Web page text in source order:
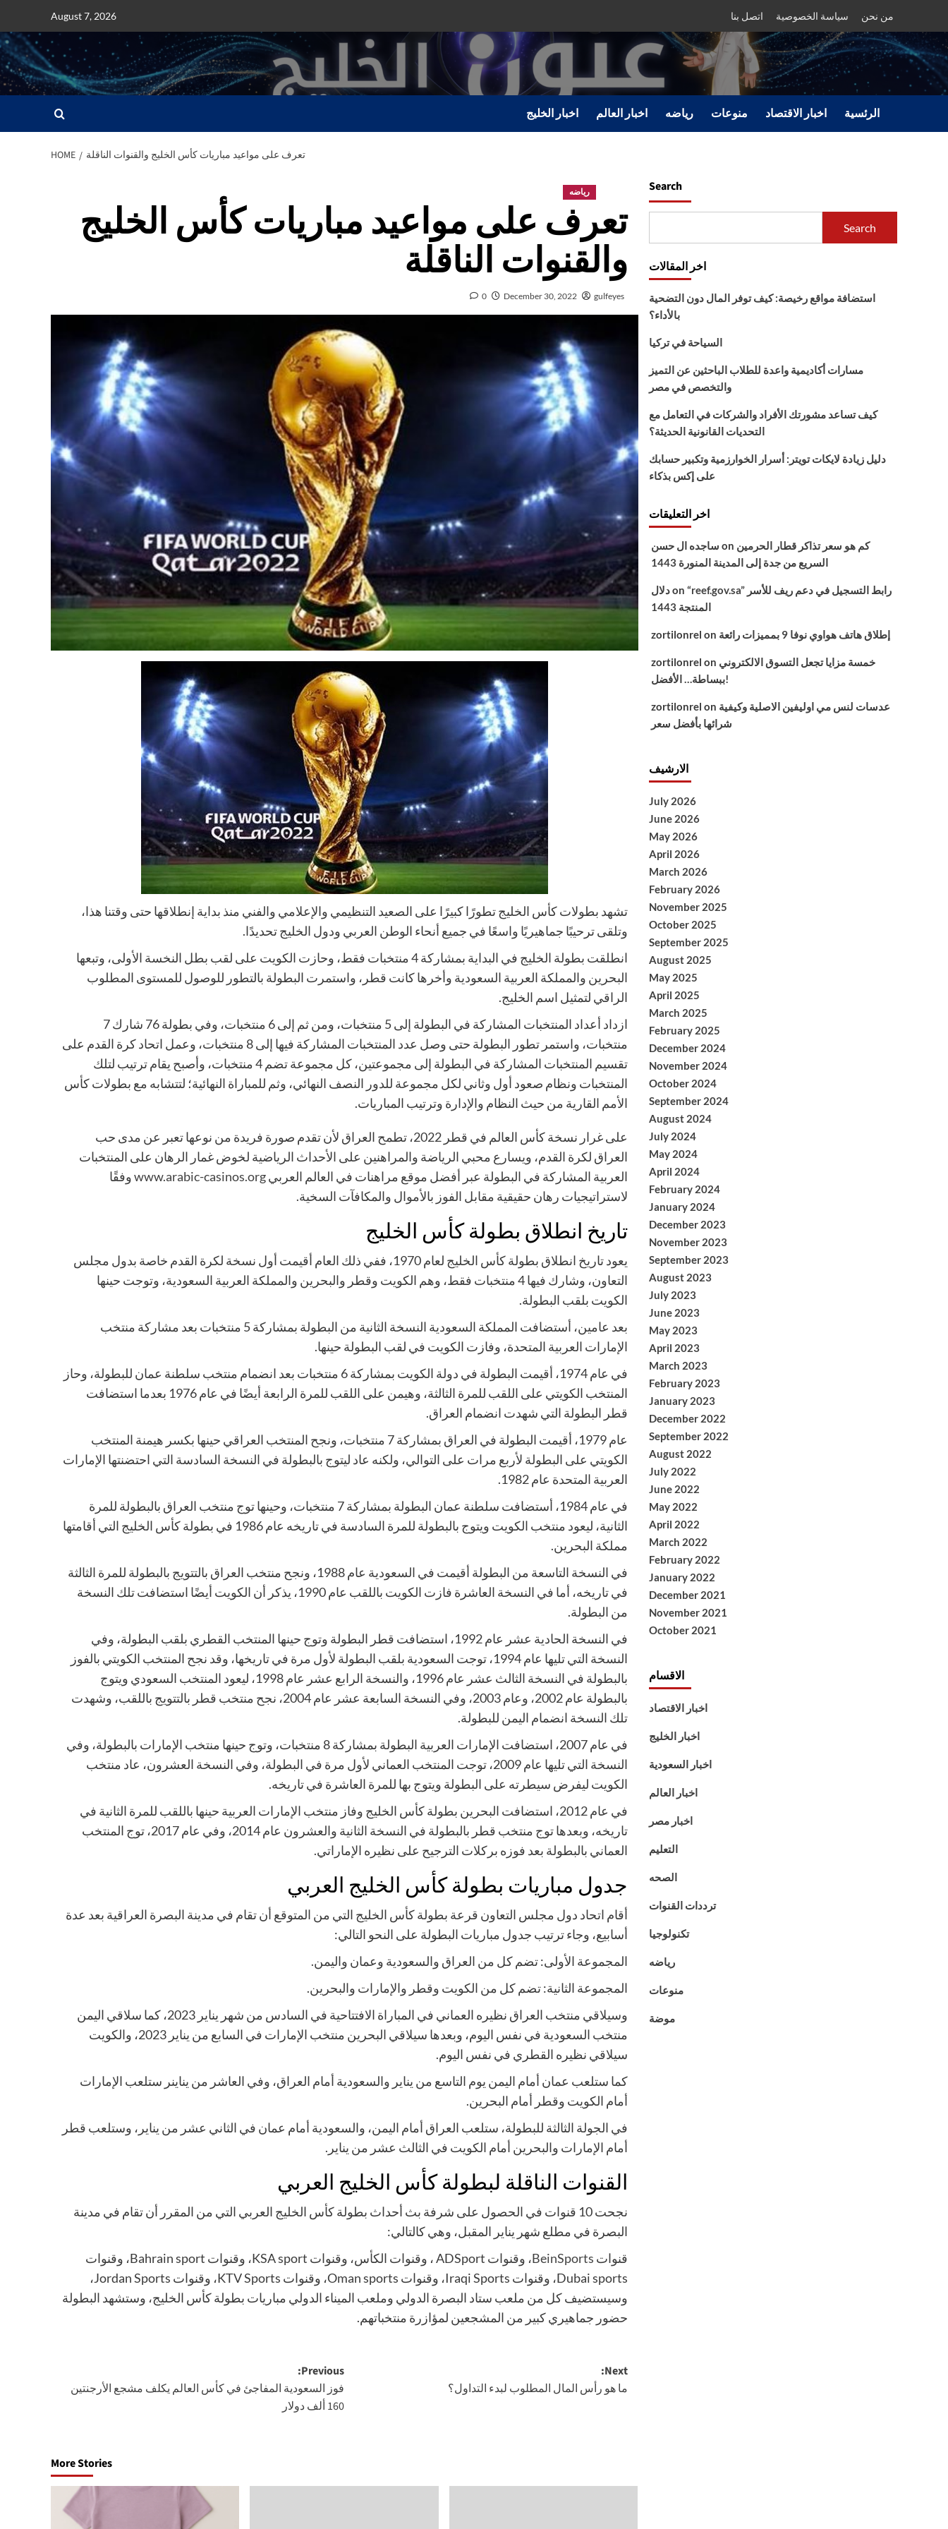
content
August 7, 2026 اتصل بنا سياسة الخصوصية من نحن
اخبار الخليج اخبار العالم رياضه منوعات اخبار الاقتصاد الرئسية
HOME تعرف على مواعيد مباريات كأس الخليج والقنوات الناقلة
رياضه
تعرف على مواعيد مباريات كأس الخليج
والقنوات الناقلة
gulfeyes
December 30, 2022
0
تشهد بطولات كأس الخليج تطورًا كبيرًا على الصعيد التنظيمي والإعلامي والفني منذ بداية إنطلاقها حتى وقتنا هذا،
وتلقى ترحيبًا جماهيريًا واسعًا في جميع أنحاء الوطن العربي ودول الخليج تحديدًا.
انطلقت بطولة الخليج في البداية بمشاركة 4 منتخبات فقط، وحازت الكويت على لقب بطل النخسة الأولى، وتبعها
البحرين والمملكة العربية السعودية وأخرها كانت قطر، واستمرت البطولة بالتطور للوصول للمستوى المطلوب
الراقي لتمثيل اسم الخليج.
ازداد أعداد المنتخبات المشاركة في البطولة إلى 5 منتخبات، ومن ثم إلى 6 منتخبات، وفي بطولة 76 شارك 7
منتخبات، واستمر تطور البطولة حتى وصل عدد المنتخبات المشاركة فيها إلى 8 منتخبات، وعمل اتحاد كرة القدم على
تقسيم المنتخبات المشاركة في البطولة إلى مجموعتين، كل مجموعة تضم 4 منتخبات، وأصبح يقام ترتيب لتلك
المنتخبات ونظام صعود أول وثاني لكل مجموعة للدور النصف النهائي، وثم للمباراة النهائية؛ لتتشابه مع بطولات كأس
الأمم القارية من حيث النظام والإدارة وترتيب المباريات.
على غرار نسخة كأس العالم في قطر 2022، تطمح العراق لأن تقدم صورة فريدة من نوعها تعبر عن مدى حب
العراق لكرة القدم، ويسارع محبي الرياضة والمراهنين على الأحداث الرياضية لخوض غمار الرهان على المنتخبات
العربية المشاركة في البطولة عبر أفضل موقع مراهنات في العالم العربيwww.arabic-casinos.orgوفقًا
لاستراتيجيات رهان حقيقية مقابل الفوز بالأموال والمكافآت السخية.
تاريخ انطلاق بطولة كأس الخليج
يعود تاريخ انطلاق بطولة كأس الخليج لعام 1970، ففي ذلك العام أقيمت أول نسخة لكرة القدم خاصة بدول مجلس
التعاون، وشارك فيها 4 منتخبات فقط، وهم الكويت وقطر والبحرين والمملكة العربية السعودية، وتوجت حينها
الكويت بلقب البطولة.
بعد عامين، أستضافت المملكة السعودية النسخة الثانية من البطولة بمشاركة 5 منتخبات بعد مشاركة منتخب
الإمارات العربية المتحدة، وفازت الكويت في لقب البطولة حينها.
في عام 1974، أقيمت البطولة في دولة الكويت بمشاركة 6 منتخبات بعد انضمام منتخب سلطنة عمان للبطولة، وحاز
المنتخب الكويتي على اللقب للمرة الثالثة، وهيمن على اللقب للمرة الرابعة أيضًا في عام 1976 بعدما استضافت
قطر البطولة التي شهدت انضمام العراق.
عام 1979، أقيمت البطولة في العراق بمشاركة 7 منتخبات، ونجح المنتخب العراقي حينها بكسر هيمنة المنتخب
الكويتي على البطولة لأربع مرات على التوالي، ولكنه عاد ليتوج بالبطولة في النسخة السادسة التي احتضنتها الإمارات
العربية المتحدة عام 1982.
في عام 1984، أستضافت سلطنة عمان البطولة بمشاركة 7 منتخبات، وحينها توج منتخب العراق بالبطولة للمرة
الثانية، ليعود منتخب الكويت ويتوج بالبطولة للمرة السادسة في تاريخه عام 1986 في بطولة كأس الخليج التي أقامتها
مملكة البحرين.
في النسخة التاسعة من البطولة أقيمت في السعودية عام 1988، ونجح منتخب العراق بالتتويج بالبطولة للمرة الثالثة
في تاريخه، أما في النسخة العاشرة فازت الكويت باللقب عام 1990، يذكر أن الكويت أيضًا استضافت تلك النسخة
من البطولة.
في النسخة الحادية عشر عام 1992، استضافت قطر البطولة وتوج حينها المنتخب القطري بلقب البطولة، وفي
النسخة التي تليها عام 1994، توجت السعودية بلقب البطولة لأول مرة في تاريخها، وقد نجح المنتخب الكويتي بالفوز
بالبطولة في النسخة الثالث عشر عام 1996، والنسخة الرابع عشر عام 1998، ليعود المنتخب السعودي ويتوج
بالبطولة عام 2002، وعام 2003، وفي النسخة السابعة عشر عام 2004، نجح منتخب قطر بالتتويج باللقب، وشهدت
تلك النسخة انضمام اليمن للبطولة.
في عام 2007، استضافت الإمارات العربية البطولة بمشاركة 8 منتخبات، وتوج حينها منتخب الإمارات بالبطولة، وفي
النسخة التي تليها عام 2009، توجت المنتخب العماني لأول مرة في البطولة، وفي النسخة العشرون، عاد منتخب
الكويت ليفرض سيطرته على البطولة ويتوج بها للمرة العاشرة في تاريخه.
في عام 2012، استضافت البحرين بطولة كأس الخليج وفاز منتخب الإمارات العربية حينها باللقب للمرة الثانية في
تاريخه، وبعدها توج منتخب قطر بالبطولة في النسخة الثانية والعشرون عام 2014، وفي عام 2017، توج المنتخب
العماني بالبطولة بعد فوزه بركلات الترجيح على نظيره الإماراتي.
جدول مباريات بطولة كأس الخليج العربي
أقام اتحاد دول مجلس التعاون قرعة بطولة كأس الخليج التي من المتوقع أن تقام في مدينة البصرة العراقية بعد عدة
أسابيع، وجاء ترتيب جدول مباريات البطولة على النحو التالي:
المجموعة الأولى: تضم كل من العراق والسعودية وعمان واليمن.
المجموعة الثانية: تضم كل من الكويت وقطر والإمارات والبحرين.
وسيلاقي منتخب العراق نظيره العماني في المباراة الافتتاحية في السادس من شهر يناير 2023، كما سلاقي اليمن
منتخب السعودية في نفس اليوم، وبعدها سيلاقي البحرين منتخب الإمارات في السابع من يناير 2023، والكويت
سيلاقي نظيره القطري في نفس اليوم.
كما ستلعب عمان أمام اليمن يوم التاسع من يناير والسعودية أمام العراق، وفي العاشر من يناينر ستلعب الإمارات
أمام الكويت وقطر أمام البحرين.
في الجولة الثالثة للبطولة، ستلعب العراق أمام اليمن، والسعودية أمام عمان في الثاني عشر من يناير، وستلعب قطر
أمام الإمارات والبحرين أمام الكويت في الثالث عشر من يناير.
القنوات الناقلة لبطولة كأس الخليج العربي
نجحت 10 قنوات في الحصول على شرفة بث أحداث بطولة كأس الخليج العربي التي من المقرر أن تقام في مدينة
البصرة في مطلع شهر يناير المقبل، وهي كالتالي:
قنوات BeinSports
، وقنوات ADSport ، وقنوات الكأس، وقنوات KSA sport، وقنوات Bahrain sport، وقنوات
Dubai sports، وقنوات Iraqi Sports، وقنوات Oman sports، وقنوات KTV Sports، وقنوات Jordan Sports،
وسيستضيف كل من ملعب ستاد البصرة الدولي وملعب الميناء الدولي مباريات بطولة كأس الخليج، وستشهد البطولة
حضور جماهيري كبير من المشجعين لمؤازرة منتخباتهم.
Post
navigation
Previous:
فوز السعودية المفاجئ في كأس العالم يكلف مشجع الأرجنتين
160 ألف دولار
Next:
ما هو رأس المال المطلوب لبدء التداول؟
More Stories
Search
Search
اخر المقالات
استضافة مواقع رخيصة: كيف توفر المال دون التضحية
بالأداء؟
السياحة في تركيا
مسارات أكاديمية واعدة للطلاب الباحثين عن التميز
والتخصص في مصر
كيف تساعد مشورتك الأفراد والشركات في التعامل مع
التحديات القانونية الحديثة؟
دليل زيادة لايكات تويتر: أسرار الخوارزمية وتكبير حسابك
على إكس بذكاء
اخر التعليقات
ساجده ال حسن on كم هو سعر تذاكر قطار الحرمين
السريع من جدة إلى المدينة المنورة 1443
دلالon “reef.gov.sa” رابط التسجيل في دعم ريف للأسر
المنتجة 1443
zortilonrel on إطلاق هاتف هواوي نوفا 9 بمميزات رائعة
zortilonrel on خمسة مزايا تجعل التسوق الالكتروني
ببساطة… الأفضل!
zortilonrel on عدسات لنس مي اوليفين الاصلية وكيفية
شرائها بأفضل سعر
الارشيف
July 2026
June 2026
May 2026
April 2026
March 2026
February 2026
November 2025
October 2025
September 2025
August 2025
May 2025
April 2025
March 2025
February 2025
December 2024
November 2024
October 2024
September 2024
August 2024
July 2024
May 2024
April 2024
February 2024
January 2024
December 2023
November 2023
September 2023
August 2023
July 2023
June 2023
May 2023
April 2023
March 2023
February 2023
January 2023
December 2022
September 2022
August 2022
July 2022
June 2022
May 2022
April 2022
March 2022
February 2022
January 2022
December 2021
November 2021
October 2021
الاقسام
اخبار الاقتصاد
اخبار الخليج
اخبار السعودية
اخبار العالم
اخبار مصر
التعليم
الصحه
ترددات القنوات
تكنولوجيا
رياضه
منوعات
موضة